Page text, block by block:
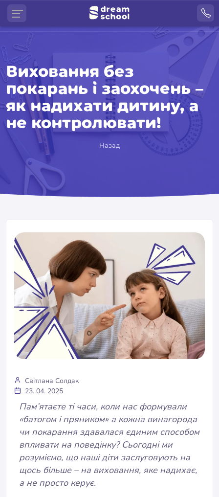
Виховання без
покарань і заохочень –
як надихати дитину, а
не контролювати!
Світлана Солдак
23. 04. 2025
Пам’ятаєте ті часи, коли нас формували
«батогом і пряником» а кожна винагорода
чи покарання здавалася єдиним способом
впливати на поведінку? Сьогодні ми
розуміємо, що наші діти заслуговують на
щось більше – на виховання, яке надихає,
а не просто керує.